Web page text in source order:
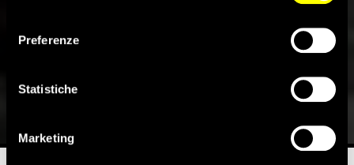
Preferenze
Statistiche
Marketing